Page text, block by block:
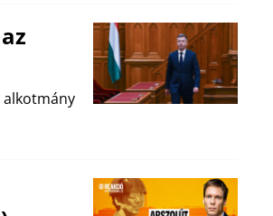
alkotmány